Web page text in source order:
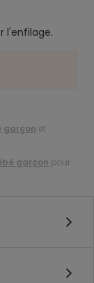
l'enfilage.
garçon et
garçon pour